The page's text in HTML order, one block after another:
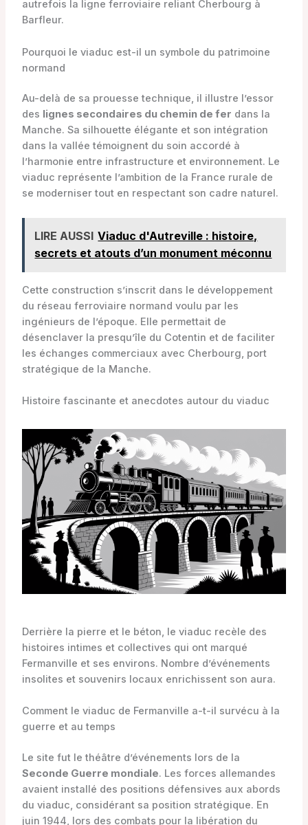
autrefois la ligne ferroviaire reliant Cherbourg à
Barfleur.
Pourquoi le viaduc est-il un symbole du patrimoine
normand
Au-delà de sa prouesse technique, il illustre l’essor
des lignes secondaires du chemin de fer dans la
Manche. Sa silhouette élégante et son intégration
dans la vallée témoignent du soin accordé à
l’harmonie entre infrastructure et environnement. Le
viaduc représente l’ambition de la France rurale de
se moderniser tout en respectant son cadre naturel.
LIRE AUSSI Viaduc d'Autreville : histoire,
secrets et atouts d’un monument méconnu
Cette construction s’inscrit dans le développement
du réseau ferroviaire normand voulu par les
ingénieurs de l’époque. Elle permettait de
désenclaver la presqu’île du Cotentin et de faciliter
les échanges commerciaux avec Cherbourg, port
stratégique de la Manche.
Histoire fascinante et anecdotes autour du viaduc
Derrière la pierre et le béton, le viaduc recèle des
histoires intimes et collectives qui ont marqué
Fermanville et ses environs. Nombre d’événements
insolites et souvenirs locaux enrichissent son aura.
Comment le viaduc de Fermanville a-t-il survécu à la
guerre et au temps
Le site fut le théâtre d’événements lors de la
Seconde Guerre mondiale. Les forces allemandes
avaient installé des positions défensives aux abords
du viaduc, considérant sa position stratégique. En
juin 1944, lors des combats pour la libération du